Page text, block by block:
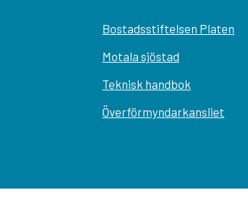
Bostadsstiftelsen Platen
Motala sjöstad
Teknisk handbok
Överförmyndarkansliet